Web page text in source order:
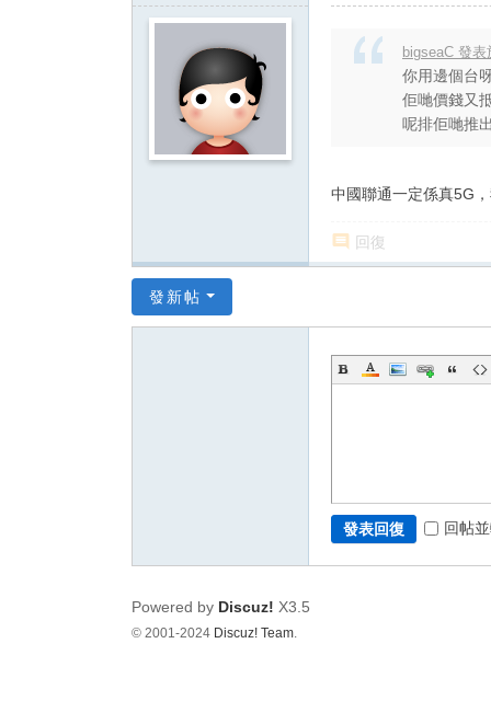
bigseaC 發
你用邊個台
佢哋價錢又
呢排佢哋推
中國聯通一定係真5G
回復
發新帖
發表回復 回帖
Powered by Discuz! X3.5
© 2001-2024 Discuz! Team.